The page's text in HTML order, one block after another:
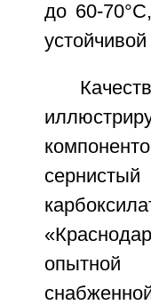
до 60-
опытной